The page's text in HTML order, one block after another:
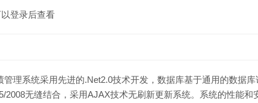
登录后查看
管理系统采用先进的.Net2.0技术开发，数据库基于通用的数据
2008无缝结合，采用AJAX技术无刷新更新系统。系统的性能和